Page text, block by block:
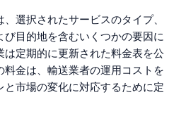
選択されたサービスのタイプ、
目的地を含むいくつかの要因に
は定期的に更新された料金表を公
料金は、輸送業者の運用コストを
と市場の変化に対応するために定